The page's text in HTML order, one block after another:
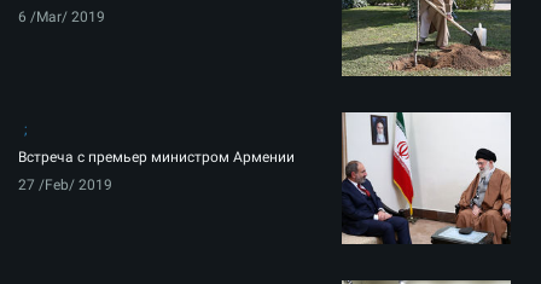
6 /Mar/ 2019
Встреча с премьер министром Армении
27 /Feb/ 2019